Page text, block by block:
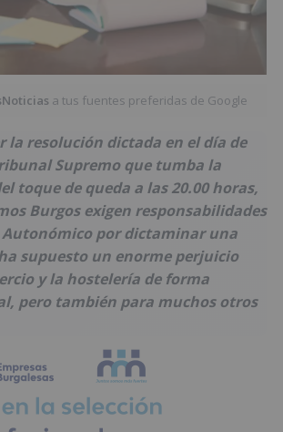
a tus fuentes preferidas de Google
la resolución dictada en el día de
Supremo que tumba la
toque de queda a las 20.00 horas,
Burgos exigen responsabilidades
Autonómico por dictaminar una
supuesto un enorme perjuicio
y la hostelería de forma
pero también para muchos otros